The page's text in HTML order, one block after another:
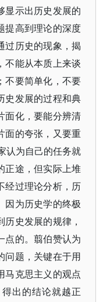
显示出历史发展的
提高到理论的深度
过历史的现象，揭
不能从本质上来谈
不要简单化，不要
史发展的过程和典
面化，要能分辨清
面的夸张，又要重
认为自己的任务就
正途，但实际上堆
经过理论分析，历
因为历史学的终极
史发展的规律，
点的。翦伯赞认为
问题，关键在于用
马克思主义的观点
出的结论就越正